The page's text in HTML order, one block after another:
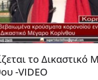
το Δικαστικό
-VIDEO